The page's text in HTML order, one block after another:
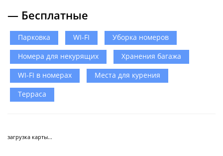
— Бесплатные
Парковка WI-FI
Уборка номеров
Номера для некурящих
Хранения багажа
WI-FI в номерах
Места для курения
Терраса
загрузка карты...